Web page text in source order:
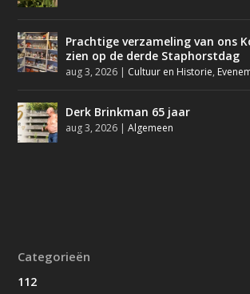
Prachtige verzameling van ons
zien op de derde Staphorstdag
aug 3, 2026 | Cultuur en Historie,
Derk Brinkman 65 jaar
aug 3, 2026 |Algemeen
Categorieën
112